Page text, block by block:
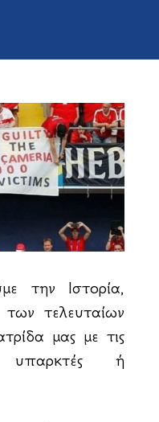
την Ιστορία,
τελευταίων
μας με τις
υπαρκτές ή